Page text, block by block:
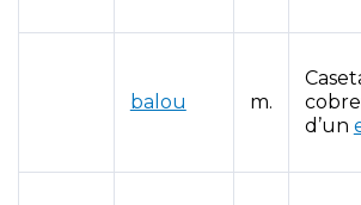
balou m.
d’un